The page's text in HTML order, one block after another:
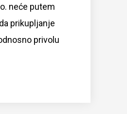
neće putem
prikupljanje
privolu